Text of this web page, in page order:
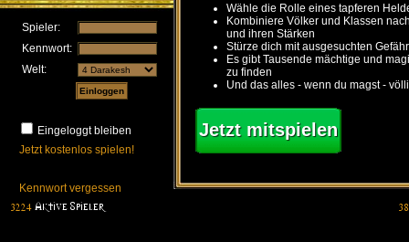
Spieler:
Kennwort:
Welt:
Eingeloggt bleiben
Jetzt kostenlos spielen!
Kennwort vergessen
Wähle die Rolle eines tapferen
Kombiniere Völker und Klassen
und ihren Stärken
Stürze dich mit ausgesuchten
Es gibt Tausende mächtige und
zu finden
Und das alles - wenn du magst -
Jetzt mitspielen